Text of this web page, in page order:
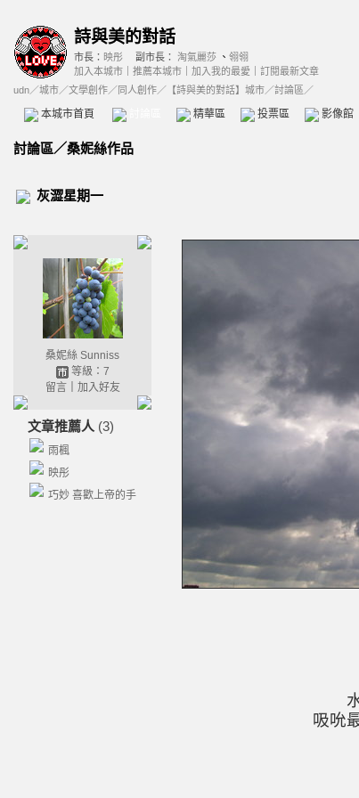
詩與美的對話
市長： 映彤 副市長： 淘氣麗莎 、 翎翎
加入本城市
推薦本城市 加入我的最愛
訂閱最新文章
udn／城市／文學創作／同人創作／ 【詩與美的對話】城市／討論區／
本城市首頁 精華區 投票區 影像館
討論區／桑妮絲作品
灰澀星期一
桑妮絲 Sunniss
等級：7
留言｜ 加入好友
文章推薦人 (3)
雨楓
映彤
巧妙 喜歡上帝的手
吸吮